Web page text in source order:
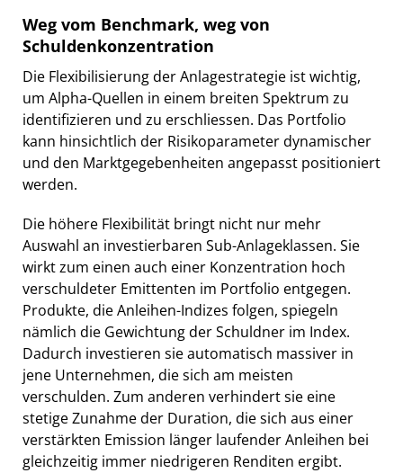
Weg vom Benchmark, weg von
Schuldenkonzentration
Die Flexibilisierung der Anlagestrategie ist wichtig,
um Alpha-Quellen in einem breiten Spektrum zu
identifizieren und zu erschliessen. Das Portfolio
kann hinsichtlich der Risikoparameter dynamischer
und den Marktgegebenheiten angepasst positioniert
werden.
Die höhere Flexibilität bringt nicht nur mehr
Auswahl an investierbaren Sub-Anlageklassen. Sie
wirkt zum einen auch einer Konzentration hoch
verschuldeter Emittenten im Portfolio entgegen.
Produkte, die Anleihen-Indizes folgen, spiegeln
nämlich die Gewichtung der Schuldner im Index.
Dadurch investieren sie automatisch massiver in
jene Unternehmen, die sich am meisten
verschulden. Zum anderen verhindert sie eine
stetige Zunahme der Duration, die sich aus einer
verstärkten Emission länger laufender Anleihen bei
gleichzeitig immer niedrigeren Renditen ergibt.